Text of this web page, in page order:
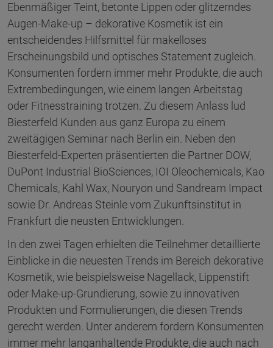
Ebenmäßiger Teint, betonte Lippen oder glitzerndes
Augen-Make-up – dekorative Kosmetik ist ein
entscheidendes Hilfsmittel für makelloses
Erscheinungsbild und optisches Statement zugleich.
Konsumenten fordern immer mehr Produkte, die auch
Extrembedingungen, wie einem langen Arbeitstag
oder Fitnesstraining trotzen. Zu diesem Anlass lud
Biesterfeld Kunden aus ganz Europa zu einem
zweitägigen Seminar nach Berlin ein. Neben den
Biesterfeld-Experten präsentierten die Partner DOW,
DuPont Industrial BioSciences, IOI Oleochemicals, Kao
Chemicals, Kahl Wax, Nouryon und Sandream Impact
sowie Dr. Andreas Steinle vom Zukunftsinstitut in
Frankfurt die neusten Entwicklungen.
In den zwei Tagen erhielten die Teilnehmer detaillierte
Einblicke in die neuesten Trends im Bereich dekorative
Kosmetik, wie beispielsweise Nagellack, Lippenstift
oder Make-up-Grundierung, sowie zu innovativen
Produkten und Formulierungen, die diesen Trends
gerecht werden. Unter anderem fordern Konsumenten
immer mehr langanhaltende Produkte, die auch nach